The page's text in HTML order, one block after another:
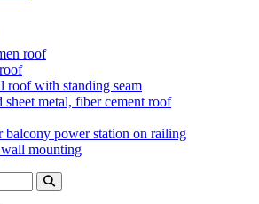
roof
roof with standing seam
sheet metal, fiber cement roof
balcony power station on railing
mounting